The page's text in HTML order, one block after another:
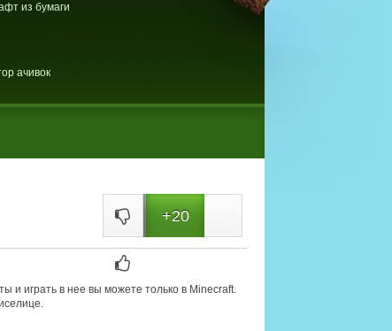
из бумаги
ачивок
+20
и играть в нее вы можете только в Minecraft.